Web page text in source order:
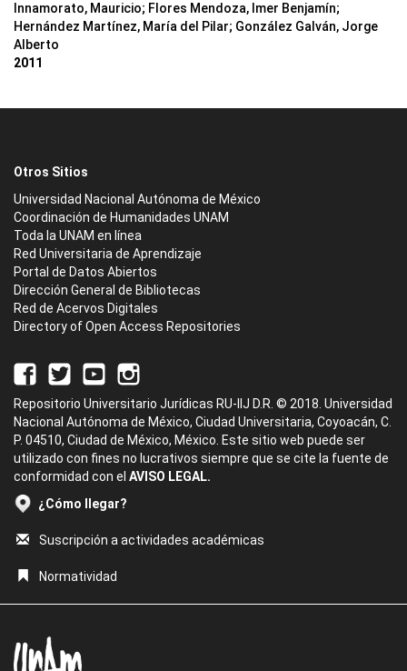
Innamorato, Mauricio; Flores Mendoza, Imer Benjamín;
Hernández Martínez, María del Pilar; González Galván, Jorge
Alberto
2011
Otros Sitios
Universidad Nacional Autónoma de México
Coordinación de Humanidades UNAM
Toda la UNAM en línea
Red Universitaria de Aprendizaje
Portal de Datos Abiertos
Dirección General de Bibliotecas
Red de Acervos Digitales
Directory of Open Access Repositories
Repositorio Universitario Jurídicas RU-IIJ D.R. © 2018. Universidad
Nacional Autónoma de México, Ciudad Universitaria, Coyoacán, C.
P. 04510, Ciudad de México, México. Este sitio web puede ser
utilizado con fines no lucrativos siempre que se cite la fuente de
conformidad con el AVISO LEGAL.
¿Cómo llegar?
Suscripción a actividades académicas
Normatividad